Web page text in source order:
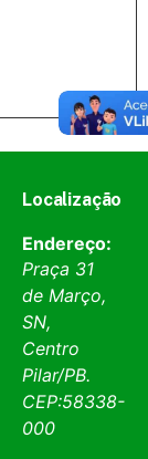
Localização
Endereço:
Praça 31
de Março,
SN,
Centro
Pilar/PB.
CEP:58338-
000